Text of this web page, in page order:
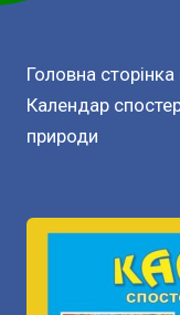
Головна
Календар
природи